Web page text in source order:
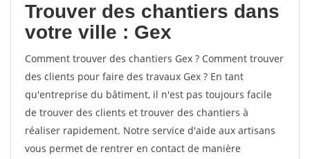
Trouver des chantiers dans
votre ville : Gex
Comment trouver des chantiers Gex ? Comment trouver
des clients pour faire des travaux Gex ? En tant
qu'entreprise du bâtiment, il n'est pas toujours facile
de trouver des clients et trouver des chantiers à
réaliser rapidement. Notre service d'aide aux artisans
vous permet de rentrer en contact de manière